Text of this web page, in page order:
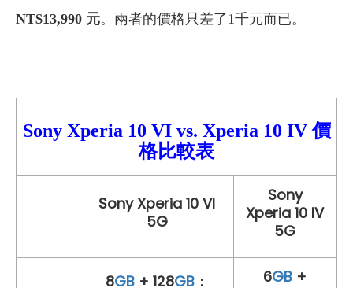
NT$13,990 元。兩者的價格只差了1千元而已。
Sony Xperia 10 VIvs. Xperia 10 IV 價
格比較表
Sony Xperia 10 VI
5G
Sony
Xperia 10 IV
5G
8GB+ 128GB：
6GB +